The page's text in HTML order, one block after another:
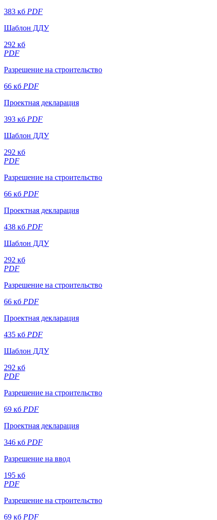
383 кб PDF
Шаблон ДДУ
292 кб
PDF
Разрешение на строительство
66 кб PDF
Проектная декларация
393 кб PDF
Шаблон ДДУ
292 кб
PDF
Разрешение на строительство
66 кб PDF
Проектная декларация
438 кб PDF
Шаблон ДДУ
292 кб
PDF
Разрешение на строительство
66 кб PDF
Проектная декларация
435 кб PDF
Шаблон ДДУ
292 кб
PDF
Разрешение на строительство
69 кб PDF
Проектная декларация
346 кб PDF
Разрешение на ввод
195 кб
PDF
Разрешение на строительство
69 кб PDF